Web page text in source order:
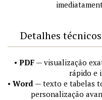
Detalhes
• PDF — visualização
rápido e
• Word — texto e tabelas
personalização